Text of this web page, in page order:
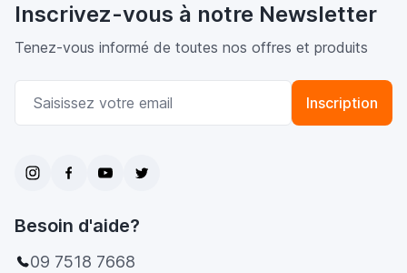
Inscrivez-vous à notre Newsletter
Tenez-vous informé de toutes nos offres et produits
Adresse email
Inscription
Besoin d'aide?
09 7518 7668